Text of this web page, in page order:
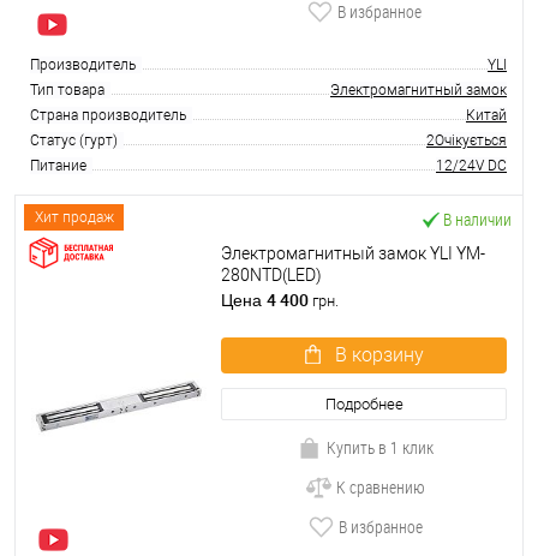
В избранное
Производитель
YLI
Тип товара
Электромагнитный замок
Страна производитель
Китай
Статус (гурт)
2Очікується
Питание
12/24V DC
Хит продаж В наличии
Электромагнитный замок YLI YM-
280NTD(LED)
Цена 4 400 грн.
В корзину
Подробнее
Купить в 1 клик
К сравнению
В избранное